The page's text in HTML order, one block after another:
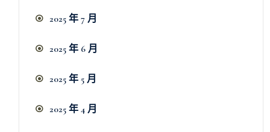
2025 年 7 月
2025 年 6 月
2025 年 5 月
2025 年 4 月